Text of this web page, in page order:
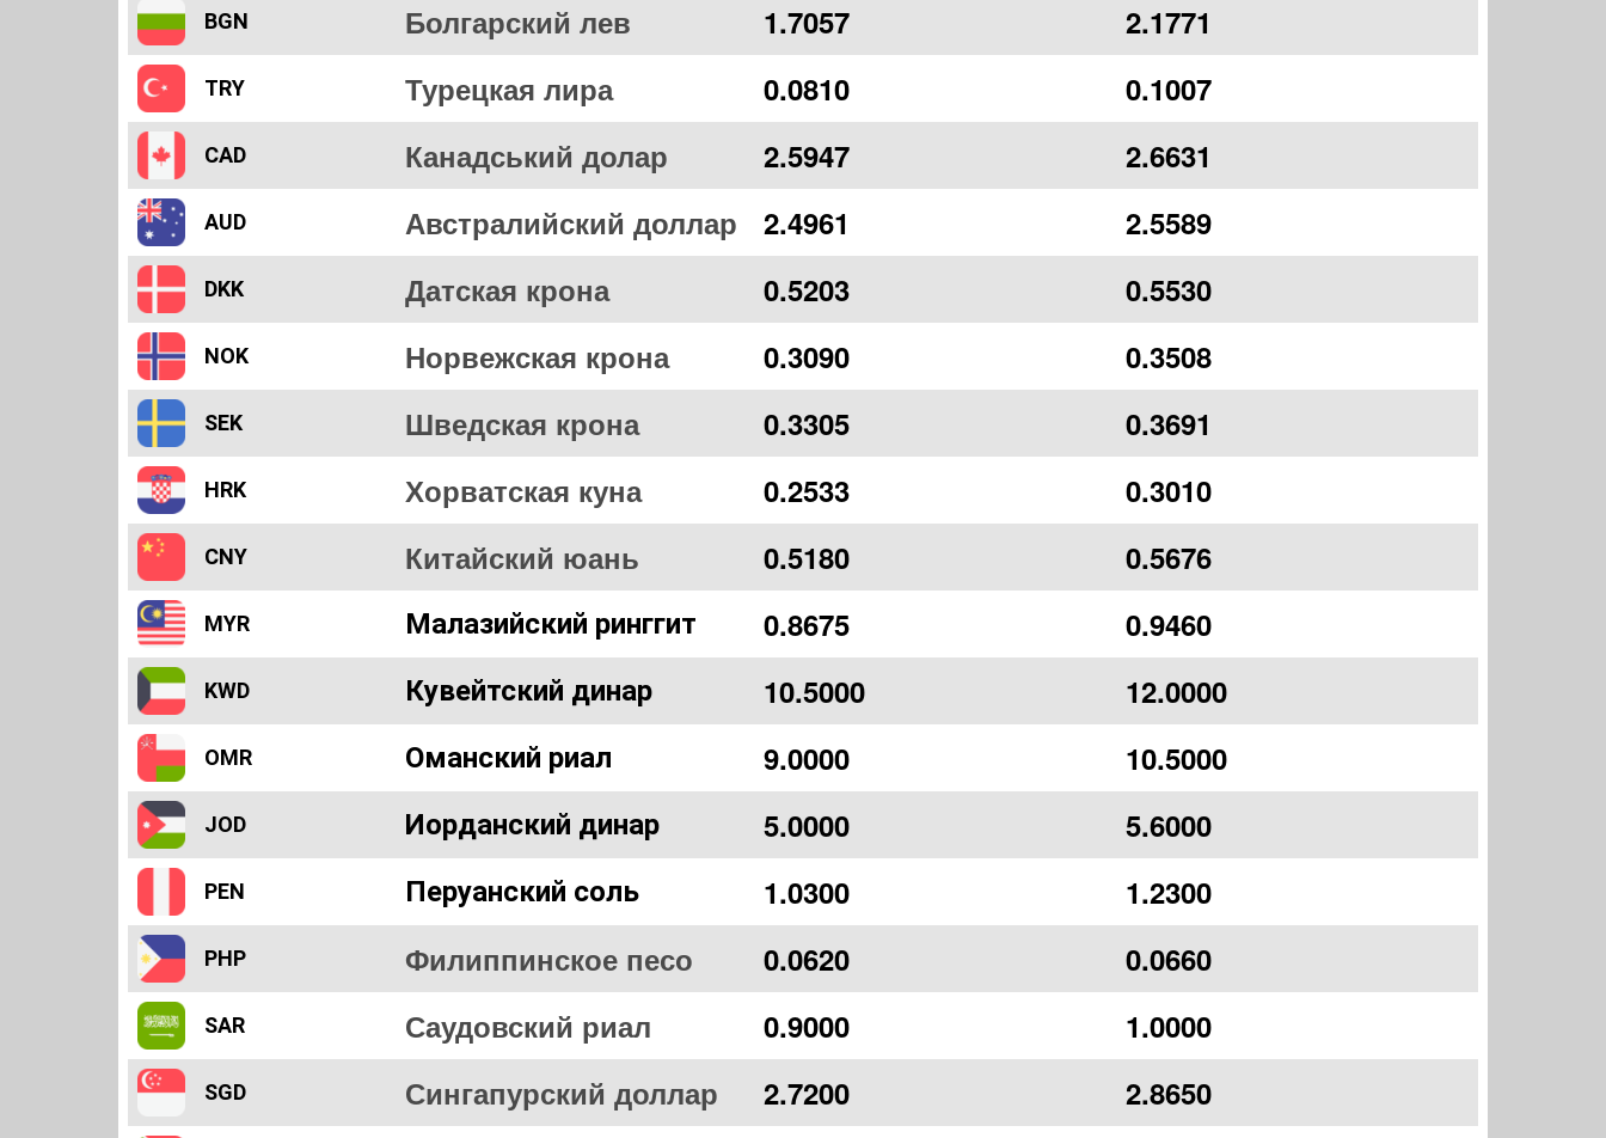
BGN Болгарский лев 1.7057 2.1771
TRY Турецкая лира 0.0810 0.1007
CAD Канадський долар 2.5947 2.6631
AUD Австралийский доллар 2.4961 2.5589
DKK Датская крона 0.5203 0.5530
NOK Норвежская крона 0.3090 0.3508
SEK Шведская крона 0.3305 0.3691
HRK Хорватская куна 0.2533 0.3010
CNY Китайский юань 0.5180 0.5676
MYR Малазийский ринггит 0.8675 0.9460
KWD Кувейтский динар 10.5000 12.0000
OMR Оманский риал 9.0000 10.5000
JOD Иорданский динар 5.0000 5.6000
PEN Перуанский соль 1.0300 1.2300
PHP Филиппинское песо 0.0620 0.0660
SAR Саудовский риал 0.9000 1.0000
SGD Сингапурский доллар 2.7200 2.8650